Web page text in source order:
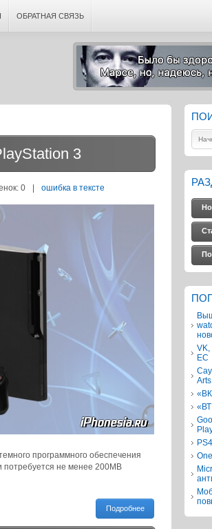
ОБРАТНАЯ СВЯЗЬ
3
0 | ошибка в тексте
программного обеспечения
потребуется не менее 200MB
Подробнее
VK,
ЕС
Arts